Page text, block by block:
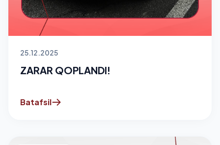
25.12.2025
ZARAR QOPLANDI!
Batafsil